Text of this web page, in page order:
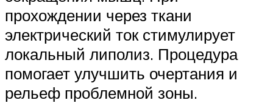
прохождении через ткани
электрический ток стимулирует
локальный липолиз. Процедура
помогает улучшить очертания и
рельеф проблемной зоны.